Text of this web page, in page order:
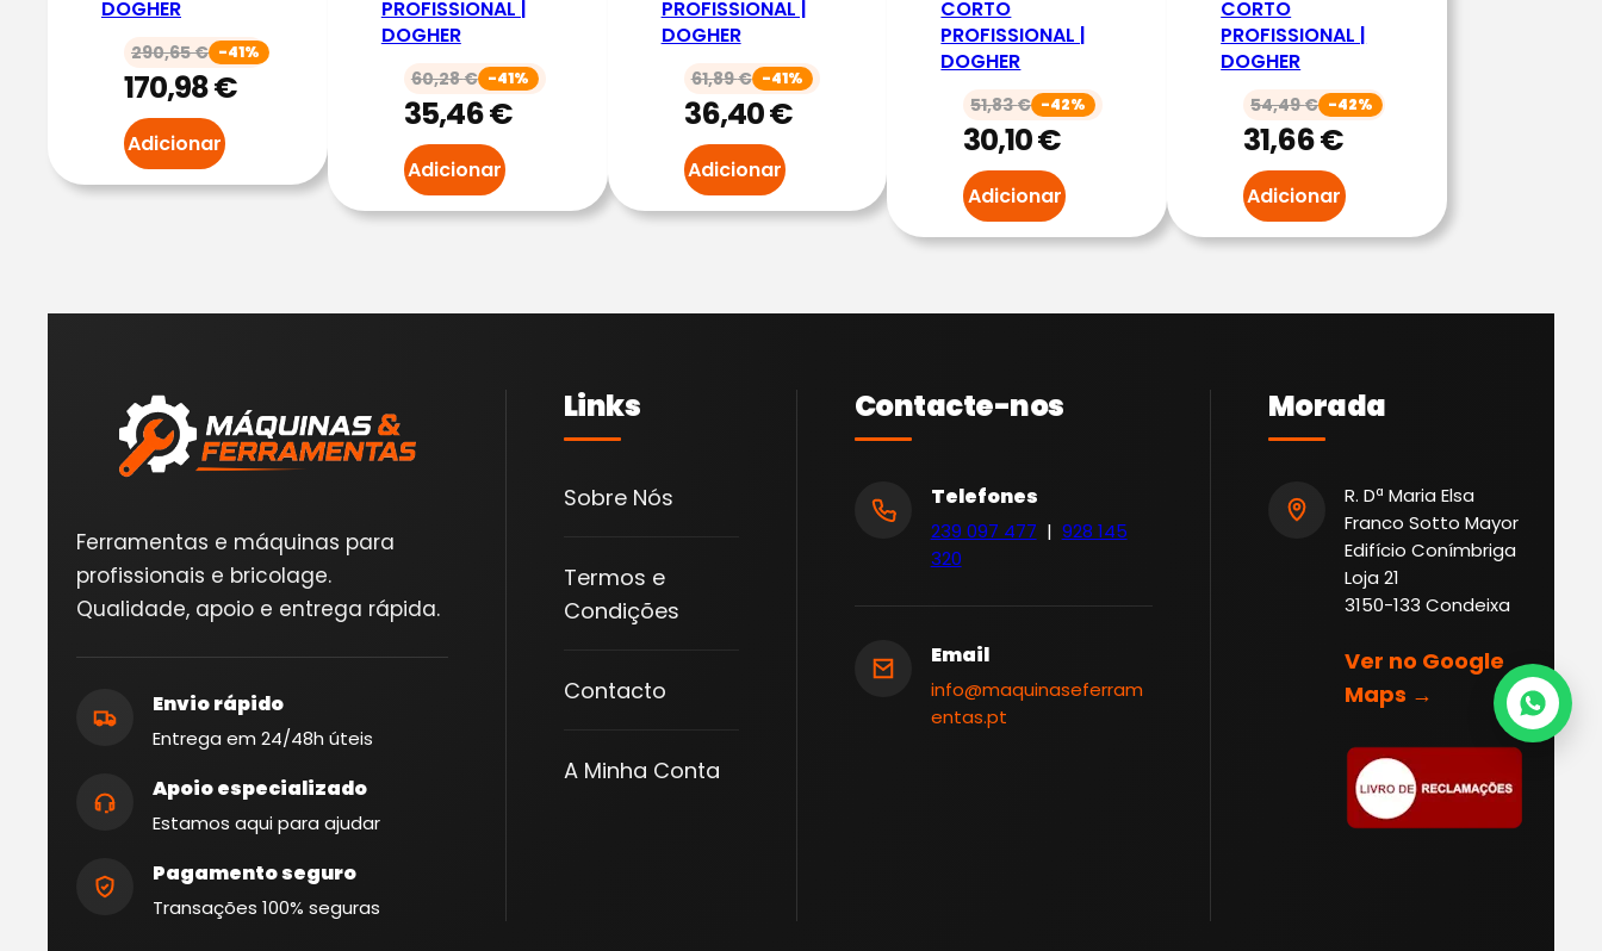
H
E
DOGHER
290,65€ -41%
170,98€
Adicionar
PROFISSIONAL |
DOGHER
60,28€ -41%
35,46€
Adicionar
PROFISSIONAL |
DOGHER
61,89€ -41%
36,40€
Adicionar
CORTO
PROFISSIONAL |
DOGHER
51,83€ -42%
30,10€
Adicionar
CORTO
PROFISSIONAL |
DOGHER
54,49€ -42%
31,66€
Adicionar
Ferramentas e máquinas para
profissionais e bricolage.
Qualidade, apoio e entrega rápida.
Envio rápido
Entrega em 24/48h úteis
Apoio especializado
Estamos aqui para ajudar
Pagamento seguro
Transações 100% seguras
Links
Sobre Nós
Termos e
Condições
Contacto
A Minha Conta
Contacte-nos
Telefones
239 097 477 | 928 145
320
Email
info@maquinaseferram
entas.pt
Morada
R. Dª Maria Elsa
Franco Sotto Mayor
Edifício Conímbriga
Loja 21
3150-133 Condeixa
Ver no Google
Maps →